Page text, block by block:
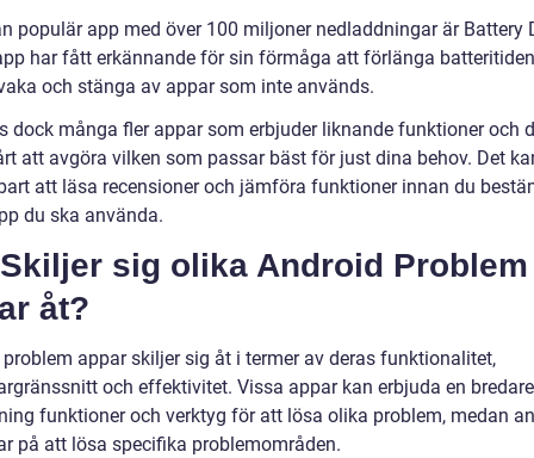
populär app med över 100 miljoner nedladdningar är Battery
har fått erkännande för sin förmåga att förlänga
och stänga av appar som inte används.
dock många fler appar som erbjuder liknande funktioner och
att avgöra vilken som passar bäst för just dina behov. Det
att läsa recensioner och jämföra funktioner innan du
du ska använda.
sig olika Android Problem
åt?
appar skiljer sig åt i termer av deras funktionalitet,
och effektivitet. Vissa appar kan erbjuda en bredare
funktioner och verktyg för att lösa olika problem, medan
på att lösa specifika problemområden.